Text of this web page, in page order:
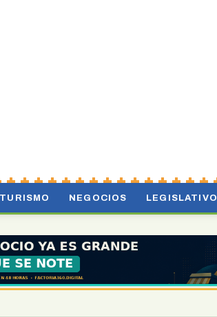
TURISMO NEGOCIOS LEGISLATIVO